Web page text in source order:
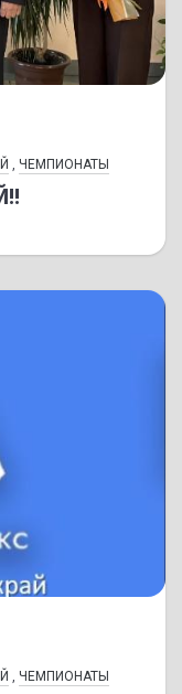
ЧЕМПИОНАТЫ
, ЧЕМПИОНАТЫ